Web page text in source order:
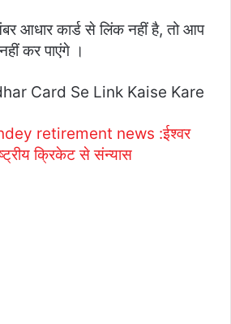
आधार कार्ड से लिंक नहीं है, तो आप
कर पाएंगे ।
Card Se Link Kaise Kare
retirement news :ईश्वर
क्रिकेट से संन्यास